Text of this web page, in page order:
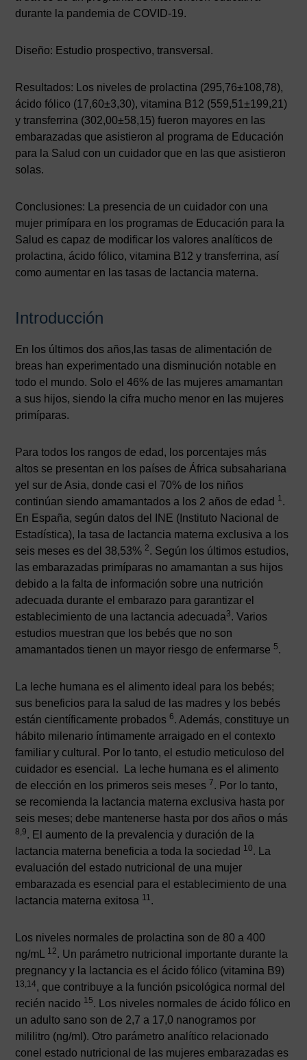
durante la pandemia de COVID-19.
Diseño: Estudio prospectivo, transversal.
Resultados: Los niveles de prolactina (295,76±108,78),
ácido fólico (17,60±3,30), vitamina B12 (559,51±199,21)
y transferrina (302,00±58,15) fueron mayores en las
embarazadas que asistieron al programa de Educación
para la Salud con un cuidador que en las que asistieron
solas.
Conclusiones: La presencia de un cuidador con una
mujer primípara en los programas de Educación para la
Salud es capaz de modificar los valores analíticos de
prolactina, ácido fólico, vitamina B12 y transferrina, así
como aumentar en las tasas de lactancia materna.
Introducción
En los últimos dos años,las tasas de alimentación de
breas han experimentado una disminución notable en
todo el mundo. Solo el 46% de las mujeres amamantan
a sus hijos, siendo la cifra mucho menor en las mujeres
primíparas.
Para todos los rangos de edad, los porcentajes más
altos se presentan en los países de África subsahariana
yel sur de Asia, donde casi el 70% de los niños
continúan siendo amamantados a los 2 años de edad 1.
En España, según datos del INE (Instituto Nacional de
Estadística), la tasa de lactancia materna exclusiva a los
seis meses es del 38,53%2. Según los últimos estudios,
las embarazadas primíparas no amamantan a sus hijos
debido a la falta de información sobre una nutrición
adecuada durante el embarazo para garantizar el
establecimiento de una lactancia adecuada3. Varios
estudios muestran que los bebés que no son
amamantados tienen un mayor riesgo de enfermarse5.
La leche humana es el alimento ideal para los bebés;
sus beneficios para la salud de las madres y los bebés
están científicamente probados6. Además, constituye un
hábito milenario íntimamente arraigado en el contexto
familiar y cultural. Por lo tanto, el estudio meticuloso del
cuidador es esencial. La leche humana es el alimento
de elección en los primeros seis meses 7. Por lo tanto,
se recomienda la lactancia materna exclusiva hasta por
seis meses; debe mantenerse hasta por dos años o más
8,9. El aumento de la prevalencia y duración de la
lactancia materna beneficia a toda la sociedad 10. La
evaluación del estado nutricional de una mujer
embarazada es esencial para el establecimiento de una
lactancia materna exitosa 11.
Los niveles normales de prolactina son de 80 a 400
ng/mL
12. Un parámetro nutricional importante durante la
pregnancy y la lactancia es el ácido fólico (vitamina B9)
13,14, que contribuye a la función psicológica normal del
recién nacido 15. Los niveles normales de ácido fólico en
un adulto sano son de 2,7 a 17,0 nanogramos por
mililitro (ng/ml). Otro parámetro analítico relacionado
conel estado nutricional de las mujeres embarazadas es